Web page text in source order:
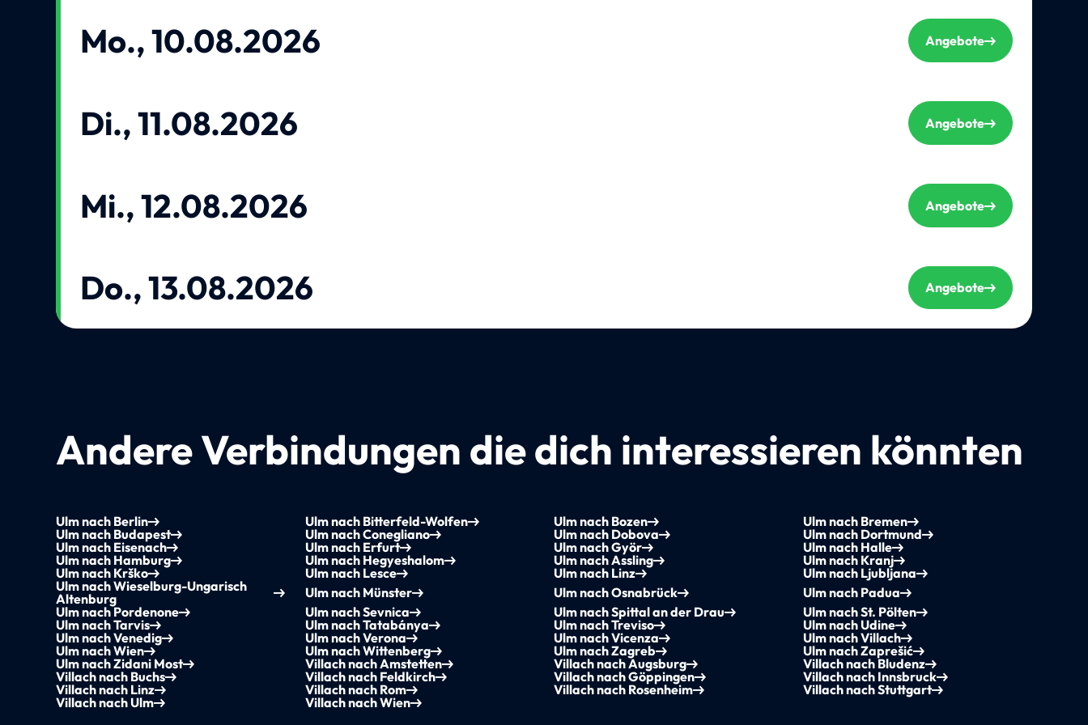
Mo., 10.08.2026 Angebote
Di., 11.08.2026 Angebote
Mi., 12.08.2026 Angebote
Do., 13.08.2026 Angebote
Andere Verbindungen die dich interessieren könnten
Ulm nach Berlin Ulm nach Bitterfeld-Wolfen Ulm nach Bozen
Ulm nach Bremen
Ulm nach Budapest
Ulm nach Conegliano Ulm nach Dobova
Ulm nach Dortmund
Ulm nach Eisenach
Ulm nach Erfurt Ulm nach Györ
Ulm nach Halle
Ulm nach Hamburg
Ulm nach Hegyeshalom Ulm nach Assling
Ulm nach Kranj
Ulm nach Krško
Ulm nach Lesce Ulm nach Linz
Ulm nach Ljubljana
Ulm nach Wieselburg-Ungarisch
Altenburg
Ulm nach Münster Ulm nach Osnabrück
Ulm nach Padua
Ulm nach Pordenone
Ulm nach Sevnica Ulm nach Spittal an der Drau
Ulm nach St. Pölten
Ulm nach Tarvis
Ulm nach Tatabánya Ulm nach Treviso
Ulm nach Udine
Ulm nach Venedig
Ulm nach Verona Ulm nach Vicenza
Ulm nach Villach
Ulm nach Wien
Ulm nach Wittenberg Ulm nach Zagreb
Ulm nach Zaprešić
Ulm nach Zidani Most
Villach nach Amstetten Villach nach Augsburg
Villach nach Bludenz
Villach nach Buchs
Villach nach Feldkirch Villach nach Göppingen
Villach nach Innsbruck
Villach nach Linz
Villach nach Rom Villach nach Rosenheim
Villach nach Stuttgart
Villach nach Ulm
Villach nach Wien